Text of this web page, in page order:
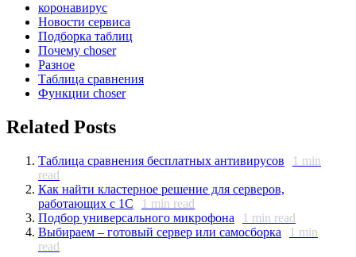
коронавирус
Новости сервиса
Подборка таблиц
Почему choser
Разное
Таблица сравнения
Функции choser
Related Posts
Таблица сравнения бесплатных антивирусов 1 min
read
Как найти кластерное решение для серверов,
работающих с 1С
1 min read
Подбор универсального микрофона
1 min read
Выбираем – готовый сервер или самосборка
1 min
read